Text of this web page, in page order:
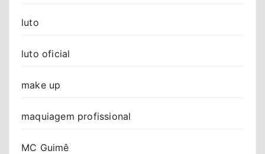
luto
luto oficial
make up
maquiagem profissional
MC Guimê